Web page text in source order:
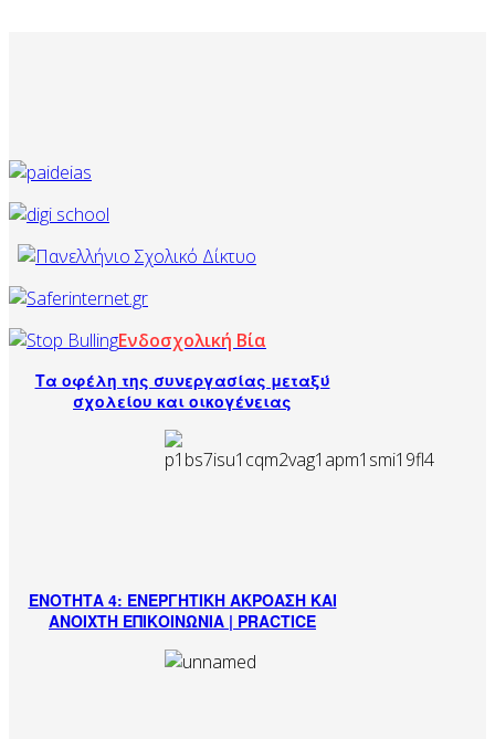
Ενδοσχολική Βία
Τα οφέλη της συνεργασίας μεταξύ
σχολείου και οικογένειας
ΕΝΟΤΗΤΑ 4: ΕΝΕΡΓΗΤΙΚΗ ΑΚΡΟΑΣΗ ΚΑΙ
ΑΝΟΙΧΤΗ ΕΠΙΚΟΙΝΩΝΙΑ | PRACTICE